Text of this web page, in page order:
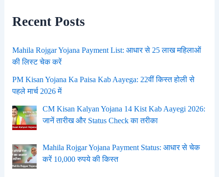
Recent Posts
Mahila Rojgar Yojana Payment List: आधार से 25 लाख महिलाओं
की लिस्ट चेक करें
PM Kisan Yojana Ka Paisa Kab Aayega: 22वीं किस्त होली से
पहले मार्च 2026 में
CM Kisan Kalyan Yojana 14 Kist Kab Aayegi 2026:
जानें तारीख और Status Check का तरीका
Mahila Rojgar Yojana Payment Status: आधार से चेक
करें 10,000 रुपये की किस्त